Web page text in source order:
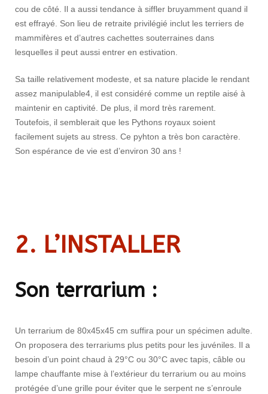
cou de côté. Il a aussi tendance à siffler bruyamment quand il
est effrayé. Son lieu de retraite privilégié inclut les terriers de
mammifères et d’autres cachettes souterraines dans
lesquelles il peut aussi entrer en estivation.
Sa taille relativement modeste, et sa nature placide le rendant
assez manipulable4, il est considéré comme un reptile aisé à
maintenir en captivité. De plus, il mord très rarement.
Toutefois, il semblerait que les Pythons royaux soient
facilement sujets au stress. Ce pyhton a très bon caractère.
Son espérance de vie est d’environ 30 ans !
2. L’INSTALLER
Son terrarium :
Un terrarium de 80x45x45 cm suffira pour un spécimen adulte.
On proposera des terrariums plus petits pour les juvéniles. Il a
besoin d’un point chaud à 29°C ou 30°C avec tapis, câble ou
lampe chauffante mise à l’extérieur du terrarium ou au moins
protégée d’une grille pour éviter que le serpent ne s’enroule